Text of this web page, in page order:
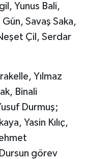
Yunus Bali,
Savaş Saka,
Çil, Serdar
Yılmaz
Binali
Durmuş;
Yasin Kılıç,
görev